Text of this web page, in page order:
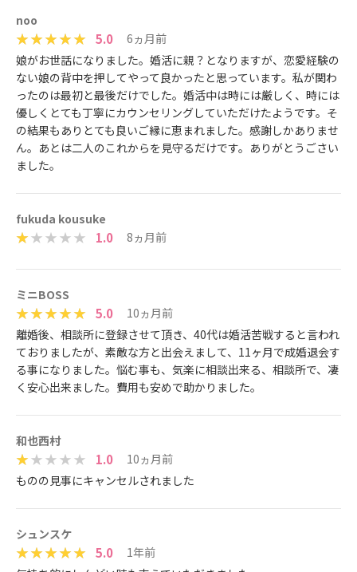
noo
5.0
6ヵ月前
娘がお世話になりました。婚活に親？となりますが、恋愛経験の
ない娘の背中を押してやって良かったと思っています。私が関わ
ったのは最初と最後だけでした。婚活中は時には厳しく、時には
優しくとても丁寧にカウンセリングしていただけたようです。そ
の結果もありとても良いご縁に恵まれました。感謝しかありませ
ん。あとは二人のこれからを見守るだけです。ありがとうごさい
ました。
fukuda kousuke
1.0 8ヵ月前
ミニBOSS
5.0
10ヵ月前
離婚後、相談所に登録させて頂き、40代は婚活苦戦すると言われ
ておりましたが、素敵な方と出会えまして、11ヶ月で成婚退会す
る事になりました。悩む事も、気楽に相談出来る、相談所で、凄
く安心出来ました。費用も安めで助かりました。
和也西村
1.0
10ヵ月前
ものの見事にキャンセルされました
シュンスケ
5.0
1年前